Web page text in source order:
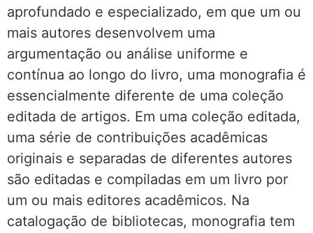
aprofundado e especializado, em que um ou
mais autores desenvolvem uma
argumentação ou análise uniforme e
contínua ao longo do livro, uma monografia é
essencialmente diferente de uma coleção
editada de artigos. Em uma coleção editada,
uma série de contribuições acadêmicas
originais e separadas de diferentes autores
são editadas e compiladas em um livro por
um ou mais editores acadêmicos. Na
catalogação de bibliotecas, monografia tem